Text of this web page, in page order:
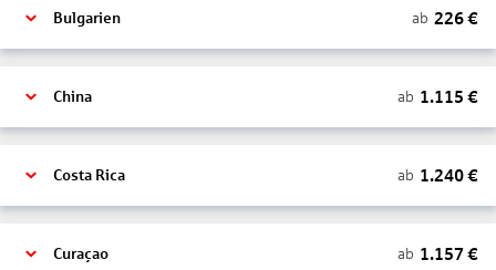
Bulgarien ab 226€
China ab 1.115 €
Costa Rica ab 1.240€
Curaçao ab 1.157 €